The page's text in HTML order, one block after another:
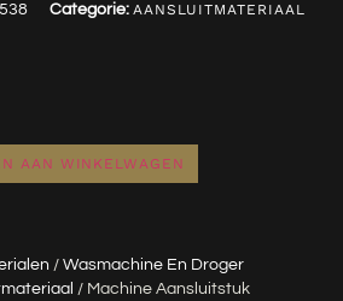
/ Wasmachine En Droger
/ Machine Aansluitstuk
Categorie: AANSLUITMATERIAAL
AAN WINKELWAGEN